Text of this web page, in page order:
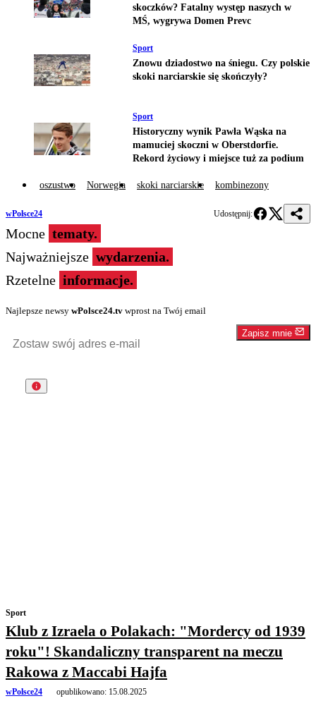
skoczków? Fatalny występ naszych w
MŚ, wygrywa Domen Prevc
Sport
Znowu dziadostwo na śniegu. Czy polskie
skoki narciarskie się skończyły?
Sport
Historyczny wynik Pawła Wąska na
mamuciej skoczni w Oberstdorfie.
Rekord życiowy i miejsce tuż za podium
oszustwo Norwegia skoki narciarskie kombinezony
wPolsce24 Udostępnij:
Mocne tematy.
Najważniejsze wydarzenia.
Rzetelne informacje.
Najlepsze newsy wPolsce24.tv wprost na Twój email
Zapisz mnie
Sport
Klub z Izraela o Polakach: "Mordercy od 1939
roku"! Skandaliczny transparent na meczu
Rakowa z Maccabi Hajfa
wPolsce24 opublikowano: 15.08.2025